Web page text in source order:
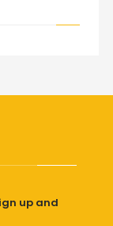
up and